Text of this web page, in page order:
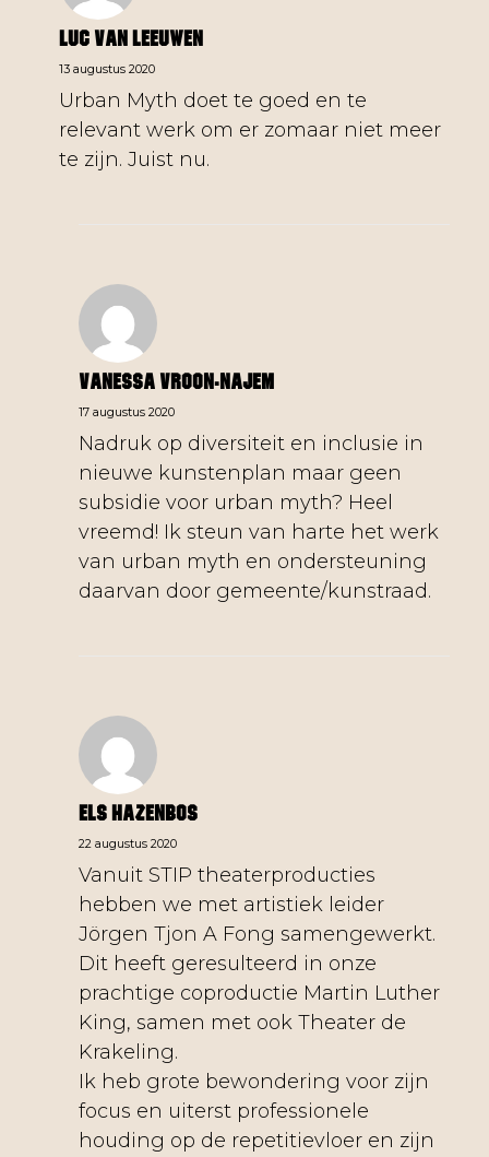
Luc Van Leeuwen
13 augustus 2020
Urban Myth doet te goed en te
relevant werk om er zomaar niet meer
te zijn. Juist nu.
Vanessa Vroon-Najem
17 augustus 2020
Nadruk op diversiteit en inclusie in
nieuwe kunstenplan maar geen
subsidie voor urban myth? Heel
vreemd! Ik steun van harte het werk
van urban myth en ondersteuning
daarvan door gemeente/kunstraad.
Els Hazenbos
22 augustus 2020
Vanuit STIP theaterproducties
hebben we met artistiek leider
Jörgen Tjon A Fong samengewerkt.
Dit heeft geresulteerd in onze
prachtige coproductie Martin Luther
King, samen met ook Theater de
Krakeling.
Ik heb grote bewondering voor zijn
focus en uiterst professionele
houding op de repetitievloer en zijn